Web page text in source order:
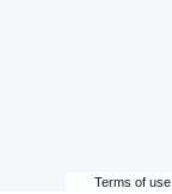
Terms of use